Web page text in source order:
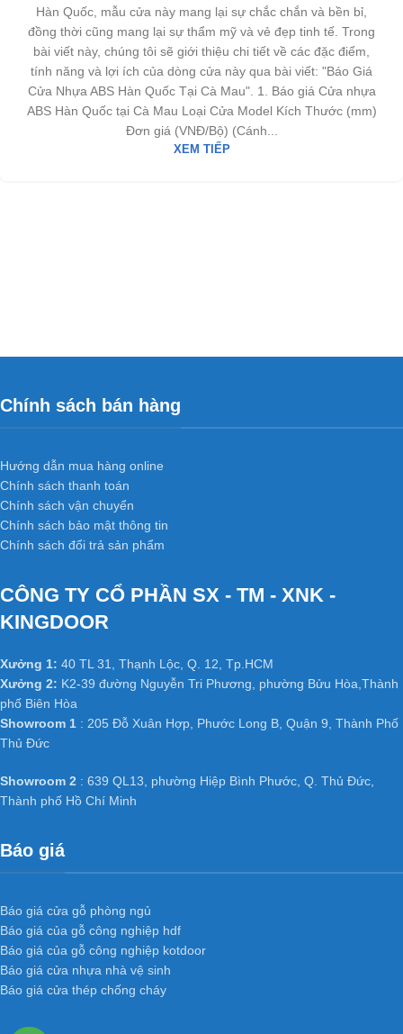
Hàn Quốc, mẫu cửa này mang lại sự chắc chắn và bền bỉ,
đồng thời cũng mang lại sự thẩm mỹ và vẻ đẹp tinh tế. Trong
bài viết này, chúng tôi sẽ giới thiệu chi tiết về các đặc điểm,
tính năng và lợi ích của dòng cửa này qua bài viết: "Báo Giá
Cửa Nhựa ABS Hàn Quốc Tại Cà Mau". 1. Báo giá Cửa nhựa
ABS Hàn Quốc tại Cà Mau Loại Cửa Model Kích Thước (mm)
Đơn giá (VNĐ/Bộ) (Cánh...
XEM TIẾP
Chính sách bán hàng
Hướng dẫn mua hàng online
Chính sách thanh toán
Chính sách vận chuyển
Chính sách bảo mật thông tin
Chính sách đổi trả sản phẩm
CÔNG TY CỔ PHẦN SX - TM - XNK -
KINGDOOR
Xưởng 1: 40 TL 31, Thạnh Lộc, Q. 12, Tp.HCM
Xưởng 2: K2-39 đường Nguyễn Tri Phương, phường Bửu Hòa,Thành
phố Biên Hòa
Showroom 1 : 205 Đỗ Xuân Hợp, Phước Long B, Quận 9, Thành Phố
Thủ Đức
Showroom 2 : 639 QL13, phường Hiệp Bình Phước, Q. Thủ Đức,
Thành phố Hồ Chí Minh
Báo giá
Báo giá cửa gỗ phòng ngủ
Báo giá của gỗ công nghiệp hdf
Báo giá của gỗ công nghiệp kotdoor
Báo giá cửa nhựa nhà vệ sinh
Báo giá cửa thép chống cháy